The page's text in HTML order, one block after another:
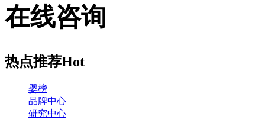
在线咨询
热点推荐Hot
婴榜
品牌中心
研究中心